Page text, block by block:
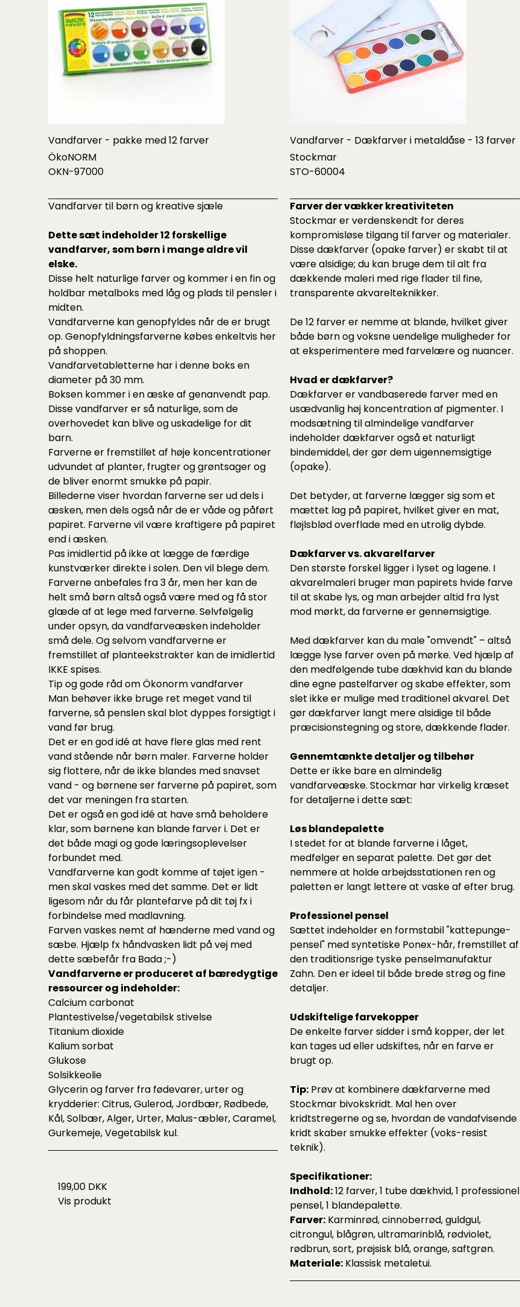
Vandfarver - pakke med 12 farver
ÖkoNORM
OKN-97000
Vandfarver til børn og kreative sjæle
Dette sæt indeholder 12 forskellige
vandfarver, som børn i mange aldre vil
elske.
Disse helt naturlige farver og kommer i en fin og
holdbar metalboks med låg og plads til pensler i
midten.
Vandfarverne kan genopfyldes når de er brugt
op. Genopfyldningsfarverne købes enkeltvis her
på shoppen.
Vandfarvetabletterne har i denne boks en
diameter på 30 mm.
Boksen kommer i en æske af genanvendt pap.
Disse vandfarver er så naturlige, som de
overhovedet kan blive og uskadelige for dit
barn.
Farverne er fremstillet af høje koncentrationer
udvundet af planter, frugter og grøntsager og
de bliver enormt smukke på papir.
Billederne viser hvordan farverne ser ud dels i
æsken, men dels også når de er våde og påført
papiret. Farverne vil være kraftigere på papiret
end i æsken.
Pas imidlertid på ikke at lægge de færdige
kunstværker direkte i solen. Den vil blege dem.
Farverne anbefales fra 3 år, men her kan de
helt små børn altså også være med og få stor
glæde af at lege med farverne. Selvfølgelig
under opsyn, da vandfarveæsken indeholder
små dele. Og selvom vandfarverne er
fremstillet af planteekstrakter kan de imidlertid
IKKE spises.
Tip og gode råd om Ökonorm vandfarver
Man behøver ikke bruge ret meget vand til
farverne, så penslen skal blot dyppes forsigtigt i
vand før brug.
Det er en god idé at have flere glas med rent
vand stående når børn maler. Farverne holder
sig flottere, når de ikke blandes med snavset
vand - og børnene ser farverne på papiret, som
det var meningen fra starten.
Det er også en god idé at have små beholdere
klar, som børnene kan blande farver i. Det er
det både magi og gode læringsoplevelser
forbundet med.
Vandfarverne kan godt komme af tøjet igen -
men skal vaskes med det samme. Det er lidt
ligesom når du får plantefarve på dit tøj fx i
forbindelse med madlavning.
Farven vaskes nemt af hænderne med vand og
sæbe. Hjælp fx håndvasken lidt på vej med
dettesæbefår fra Bada ;-)
Vandfarverne er produceret af bæredygtige
ressourcer og indeholder:
Calcium carbonat
Plantestivelse/vegetabilsk stivelse
Titanium dioxide
Kalium sorbat
Glukose
Solsikkeolie
Glycerin og farver fra fødevarer, urter og
krydderier: Citrus, Gulerod, Jordbær, Rødbede,
Kål, Solbær, Alger, Urter, Malus-æbler, Caramel,
Gurkemeje, Vegetabilsk kul.
199,00 DKK
Vis produkt
Vandfarver - Dækfarver i metaldåse - 13 farver
Stockmar
STO-60004
Farver der vækker kreativiteten
Stockmar er verdenskendt for deres
kompromisløse tilgang til farver og materialer.
Disse dækfarver (opake farver) er skabt til at
være alsidige; du kan bruge dem til alt fra
dækkende maleri med rige flader til fine,
transparente akvarelteknikker.
De 12 farver er nemme at blande, hvilket giver
både børn og voksne uendelige muligheder for
at eksperimentere med farvelære og nuancer.
Hvad er dækfarver?
Dækfarver er vandbaserede farver med en
usædvanlig høj koncentration af pigmenter. I
modsætning til almindelige vandfarver
indeholder dækfarver også et naturligt
bindemiddel, der gør dem uigennemsigtige
(opake).
Det betyder, at farverne lægger sig som et
mættet lag på papiret, hvilket giver en mat,
fløjlsblød overflade med en utrolig dybde.
Dækfarver vs. akvarelfarver
Den største forskel ligger i lyset og lagene. I
akvarelmaleri bruger man papirets hvide farve
til at skabe lys, og man arbejder altid fra lyst
mod mørkt, da farverne er gennemsigtige.
Med dækfarver kan du male "omvendt" – altså
lægge lyse farver oven på mørke. Ved hjælp af
den medfølgende tube dækhvid kan du blande
dine egne pastelfarver og skabe effekter, som
slet ikke er mulige med traditionel akvarel. Det
gør dækfarver langt mere alsidige til både
præcisionstegning og store, dækkende flader.
Gennemtænkte detaljer og tilbehør
Dette er ikke bare en almindelig
vandfarveæske. Stockmar har virkelig kræset
for detaljerne i dette sæt:
Løs blandepalette
I stedet for at blande farverne i låget,
medfølger en separat palette. Det gør det
nemmere at holde arbejdsstationen ren og
paletten er langt lettere at vaske af efter brug.
Professionel pensel
Sættet indeholder en formstabil "kattepunge-
pensel" med syntetiske Ponex-hår, fremstillet af
den traditionsrige tyske penselmanufaktur
Zahn. Den er ideel til både brede strøg og fine
detaljer.
Udskiftelige farvekopper
De enkelte farver sidder i små kopper, der let
kan tages ud eller udskiftes, når en farve er
brugt op.
Tip: Prøv at kombinere dækfarverne med
Stockmar bivokskridt. Mal hen over
kridtstregerne og se, hvordan de vandafvisende
kridt skaber smukke effekter (voks-resist
teknik).
Specifikationer:
Indhold:12 farver, 1 tube dækhvid, 1 professionel
pensel, 1 blandepalette.
Farver: Karminrød, cinnoberrød, guldgul,
citrongul, blågrøn, ultramarinblå, rødviolet,
rødbrun, sort, prøjsisk blå, orange, saftgrøn.
Materiale: Klassisk metaletui.